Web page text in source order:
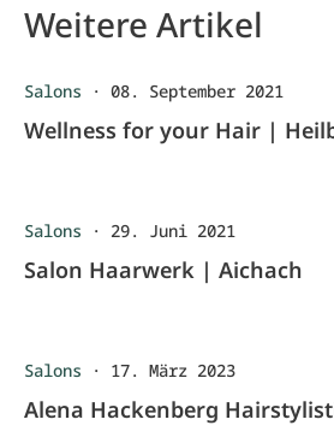
Weitere Artikel
Salons · 08. September 2021
Wellness for your Hair |
Salons · 29. Juni 2021
Salon Haarwerk | Aichach
Salons · 17. März 2023
Alena Hackenberg